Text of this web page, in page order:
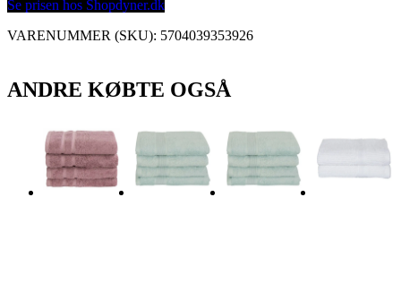
Se prisen hos Shopdyner.dk
VARENUMMER (SKU): 5704039353926
ANDRE KØBTE OGSÅ